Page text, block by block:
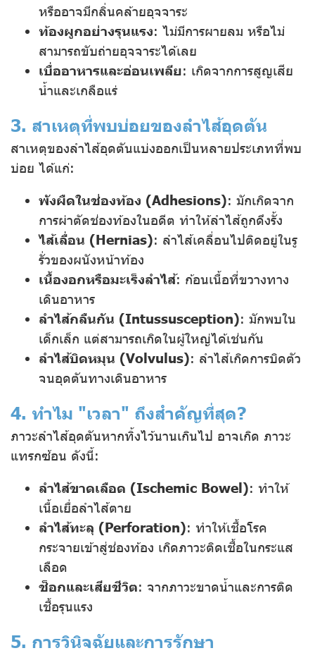
หรืออาจมีกลิ่นคล้ายอุจจาระ
ท้องผูกอย่างรุนแรง: ไม่มีการผายลม หรือไม่
สามารถขับถ่ายอุจจาระได้เลย
เบื่ออาหารและอ่อนเพลีย: เกิดจากการสูญเสีย
น้ำและเกลือแร่
3. สาเหตุที่พบบ่อยของลำไส้อุดตัน
สาเหตุของลำไส้อุดตันแบ่งออกเป็นหลายประเภทที่พบ
บ่อย ได้แก่:
พังผืดในช่องท้อง (Adhesions): มักเกิดจาก
การผ่าตัดช่องท้องในอดีต ทำให้ลำไส้ถูกดึงรั้ง
ไส้เลื่อน (Hernias): ลำไส้เคลื่อนไปติดอยู่ในรู
รั่วของผนังหน้าท้อง
เนื้องอกหรือมะเร็งลำไส้: ก้อนเนื้อที่ขวางทาง
เดินอาหาร
ลำไส้กลืนกัน (Intussusception): มักพบใน
เด็กเล็ก แต่สามารถเกิดในผู้ใหญ่ได้เช่นกัน
ลำไส้บิดหมุน (Volvulus): ลำไส้เกิดการบิดตัว
จนอุดตันทางเดินอาหาร
4. ทำไม "เวลา" ถึงสำคัญที่สุด?
ภาวะลำไส้อุดตันหากทิ้งไว้นานเกินไป อาจเกิด ภาวะ
แทรกซ้อน ดังนี้:
ลำไส้ขาดเลือด (Ischemic Bowel): ทำให้
เนื้อเยื่อลำไส้ตาย
ลำไส้ทะลุ (Perforation): ทำให้เชื้อโรค
กระจายเข้าสู่ช่องท้อง เกิดภาวะติดเชื้อในกระแส
เลือด
ช็อกและเสียชีวิต: จากภาวะขาดน้ำและการติด
เชื้อรุนแรง
5. การวินิจฉัยและการรักษา